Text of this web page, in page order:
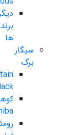
برند
ها
سیگار
برگ